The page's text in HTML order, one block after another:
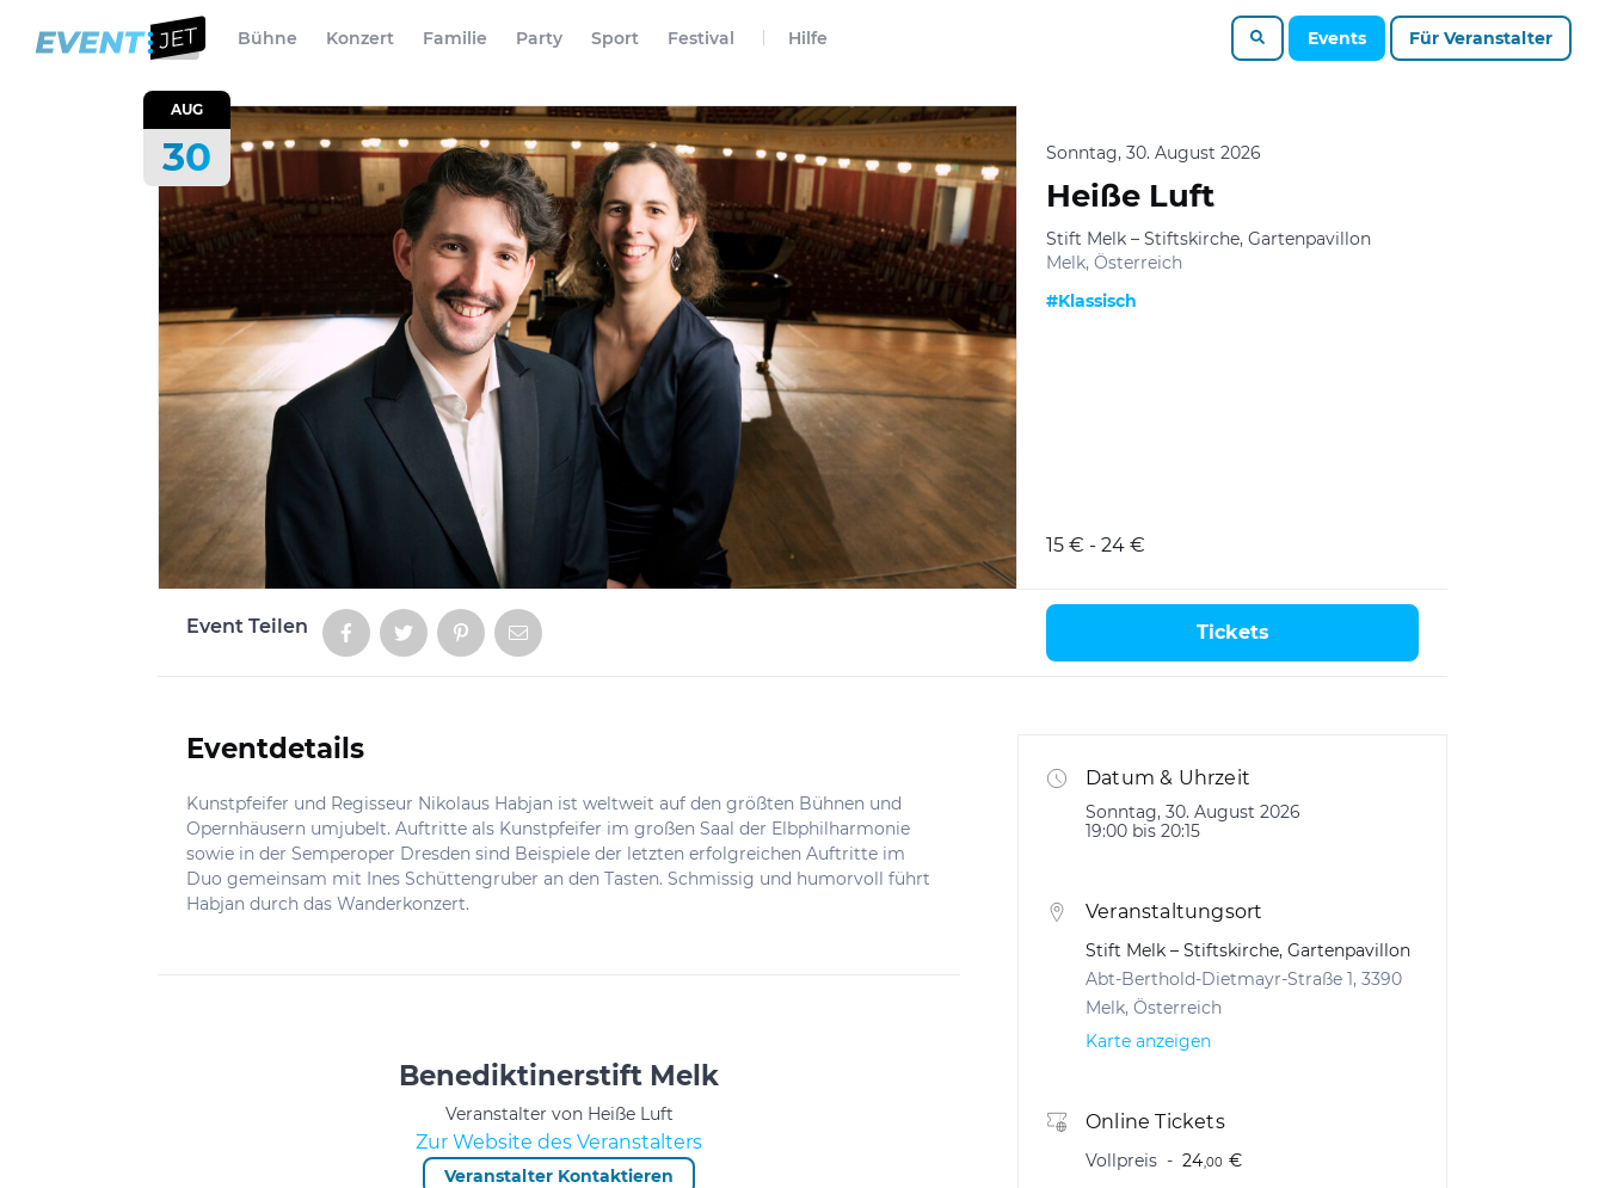
Bühne Konzert Familie Party Sport Festival Hilfe Events Für Veranstalter
AUG
30 Sonntag, 30. August 2026
Heiße Luft
Stift Melk – Stiftskirche, Gartenpavillon
Melk, Österreich
#Klassisch
15 € - 24 €
Event Teilen Tickets
Informationen
Eventdetails
Kunstpfeifer und Regisseur Nikolaus Habjan ist weltweit auf den größten Bühnen und
Opernhäusern umjubelt. Auftritte als Kunstpfeifer im großen Saal der Elbphilharmonie
sowie in der Semperoper Dresden sind Beispiele der letzten erfolgreichen Auftritte im
Duo gemeinsam mit Ines Schüttengruber an den Tasten. Schmissig und humorvoll führt
Habjan durch das Wanderkonzert.
Benediktinerstift Melk
Veranstalter von Heiße Luft
Zur Website des Veranstalters
Veranstalter Kontaktieren
Datum & Uhrzeit
Sonntag, 30. August 2026
19:00 bis 20:15
Veranstaltungsort
Stift Melk – Stiftskirche, Gartenpavillon
Abt-Berthold-Dietmayr-Straße 1, 3390
Melk, Österreich
Karte anzeigen
Online Tickets
Vollpreis 24,00 €